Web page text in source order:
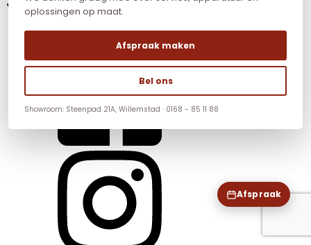
Afspraak
oplossingen op maat.
Afspraak maken
Bel ons
Showroom: Steenpad 21A, Willemstad · 0168 - 85 11 88